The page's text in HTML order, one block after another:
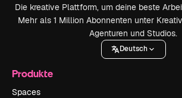
Die kreative Plattform, um deine beste
Mehr als 1 Million Abonnenten unter
Agenturen und Studios.
Deutsch
Produkte
Spaces